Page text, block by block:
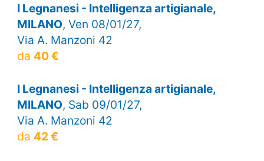
I Legnanesi - Intelligenza artigianale,
MILANO, Ven 08/01/27,
Via A. Manzoni 42
da 40 €
I Legnanesi - Intelligenza artigianale,
MILANO, Sab 09/01/27,
Via A. Manzoni 42
da 42 €